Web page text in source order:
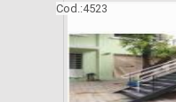
Cod.:4523